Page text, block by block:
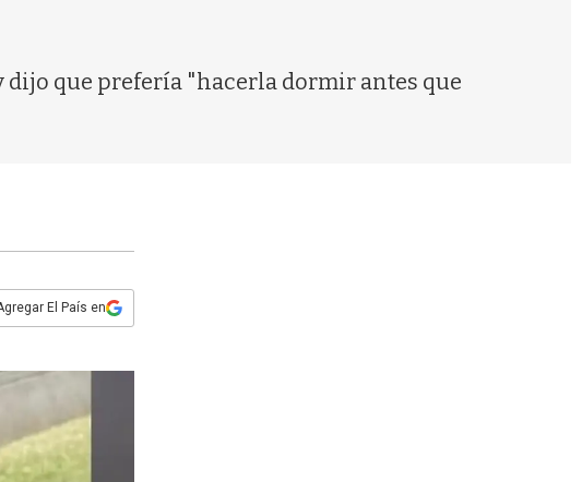
que prefería "hacerla dormir antes que
El País en